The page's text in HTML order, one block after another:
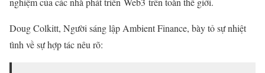
Doug Colkitt, Người sáng lập Ambient Finance, bày tỏ sự nhiệt
tình về sự hợp tác nêu rõ: